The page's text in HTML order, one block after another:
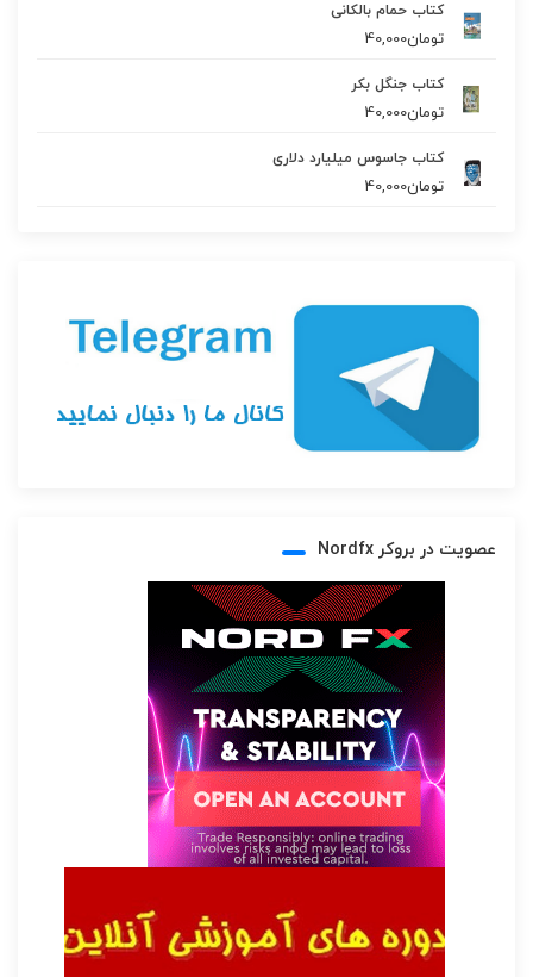
کتاب حمام بالکانی
تومان40,000
کتاب جنگل بکر
تومان40,000
کتاب جاسوس میلیارد دلاری
تومان40,000
عصویت در بروکر Nordfx